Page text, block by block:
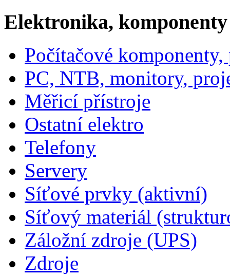
Elektronika, komponenty
Počítačové
PC, NTB, monitory,
Měřicí přístroje
Ostatní elektro
Telefony
Servery
Síťové prvky (aktivní)
Síťový materiál
Záložní zdroje (UPS)
Zdroje